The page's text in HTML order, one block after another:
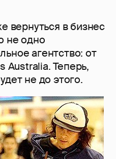
вернуться в бизнес
не одно
агентство: от
Australia. Теперь,
не до этого.